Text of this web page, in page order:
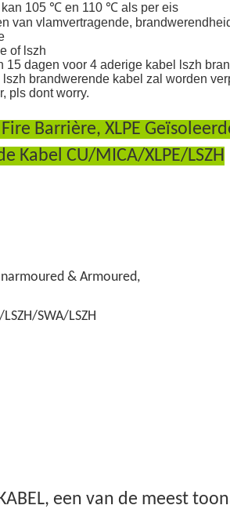
105 ℃ en 110 ℃ als per eis
van vlamvertragende,
of lszh
15 dagen voor 4 aderige kabel lszh
lszh brandwerende kabel zal worden
pls dont worry.
Barrière, XLPE
Kabel CU/MICA/XLPE/LSZH
& Armoured,
SWA/LSZH
een van de meest